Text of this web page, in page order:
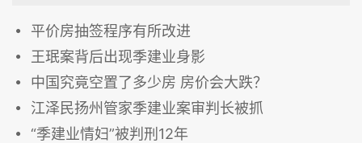
平价房抽签程序有所改进
王珉案背后出现季建业身影
中国究竟空置了多少房 房价会大跌？
江泽民扬州管家季建业案审判长被抓
“季建业情妇”被判刑12年